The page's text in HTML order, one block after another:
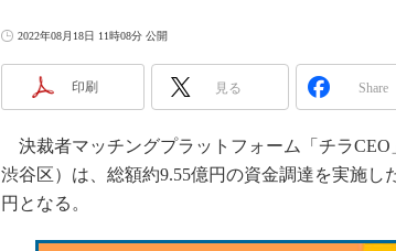
2022年08月18日 11時08分 公開
印刷 見る Share
決裁者マッチングプラットフォーム「チラ
渋谷区）は、総額約9.55億円の資金調達を実施
円となる。